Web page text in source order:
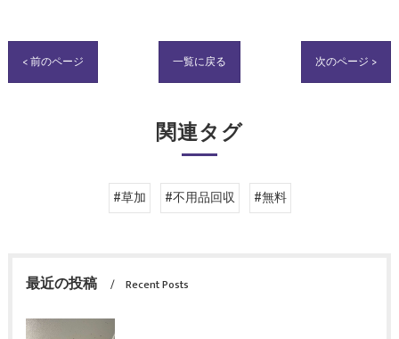
< 前のページ 一覧に戻る 次のページ >
関連タグ
#草加 #不用品回収 #無料
最近の投稿 Recent Posts